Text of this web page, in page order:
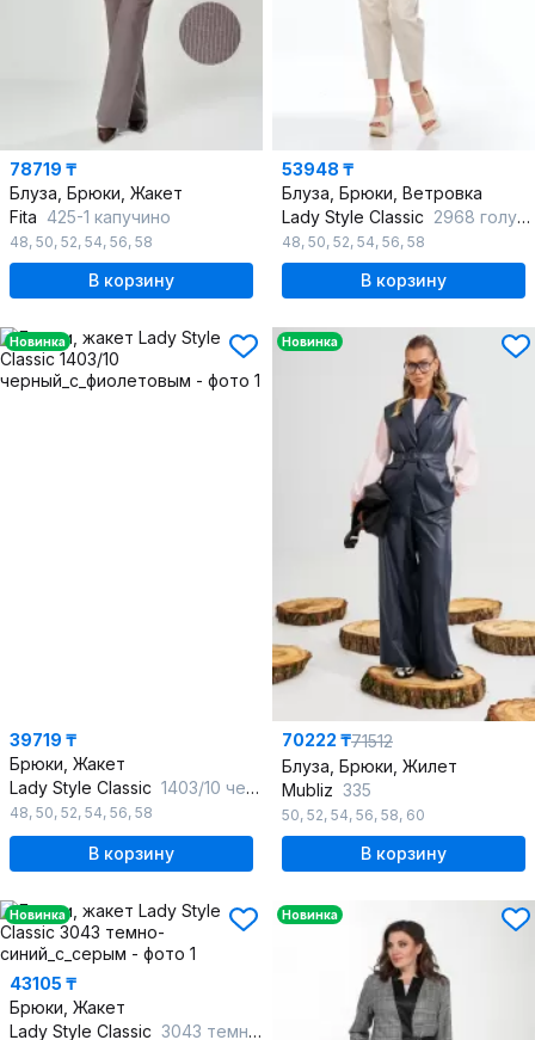
78719 ₸
Блуза, Брюки, Жакет
Fita 425-1 капучино
48, 50, 52, 54, 56, 58
В корзину
53948 ₸
Блуза, Брюки, Ветровка
Lady Style Classic 2968 голубой_с_бежевый
48, 50, 52, 54, 56, 58
В корзину
Новинка
39719 ₸
Брюки, Жакет
Lady Style Classic 1403/10 черный_с_фиолетовым
48, 50, 52, 54, 56, 58
В корзину
Новинка
70222 ₸71512
Блуза, Брюки, Жилет
Mubliz 335
50, 52, 54, 56, 58, 60
В корзину
Новинка
43105 ₸
Брюки, Жакет
Lady Style Classic 3043 темно-синий_с_серым
Новинка